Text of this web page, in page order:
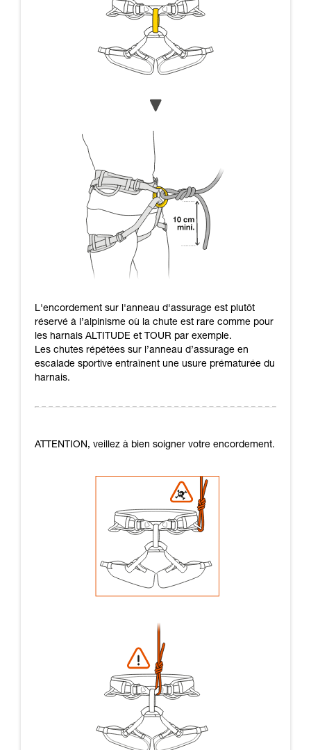
L'encordement sur l'anneau d'assurage est plutôt
réservé à l’alpinisme où la chute est rare comme pour
les harnais ALTITUDE et TOUR par exemple.
Les chutes répétées sur l’anneau d’assurage en
escalade sportive entraînent une usure prématurée du
harnais.
ATTENTION, veillez à bien soigner votre encordement.